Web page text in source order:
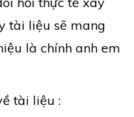
tài liệu sẽ mang
là chính anh em
tài liệu :